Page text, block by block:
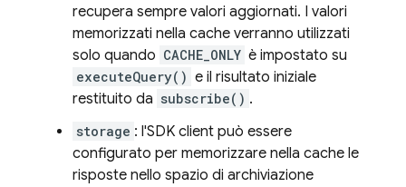
recupera sempre valori aggiornati. I valori
memorizzati nella cache verranno utilizzati
solo quando CACHE_ONLY è impostato su
executeQuery() e il risultato iniziale
restituito da subscribe() .
storage : l'SDK client può essere
configurato per memorizzare nella cache le
risposte nello spazio di archiviazione